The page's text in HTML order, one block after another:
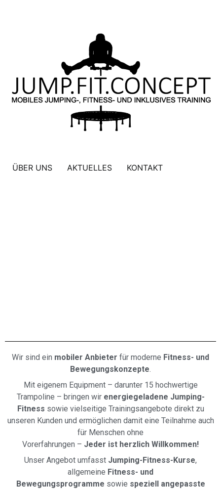
ÜBER UNS AKTUELLES KONTAKT
Wir sind ein mobiler Anbieter für moderne Fitness- und
Bewegungskonzepte.
Mit eigenem Equipment – darunter 15 hochwertige
Trampoline – bringen wir energiegeladene Jumping-
Fitness sowie vielseitige Trainingsangebote direkt zu
unseren Kunden und ermöglichen damit eine Teilnahme auch
für Menschen ohne
Vorerfahrungen – Jeder ist herzlich Willkommen!
Unser Angebot umfasst Jumping-Fitness-Kurse,
allgemeine Fitness- und
Bewegungsprogramme sowie speziell angepasste